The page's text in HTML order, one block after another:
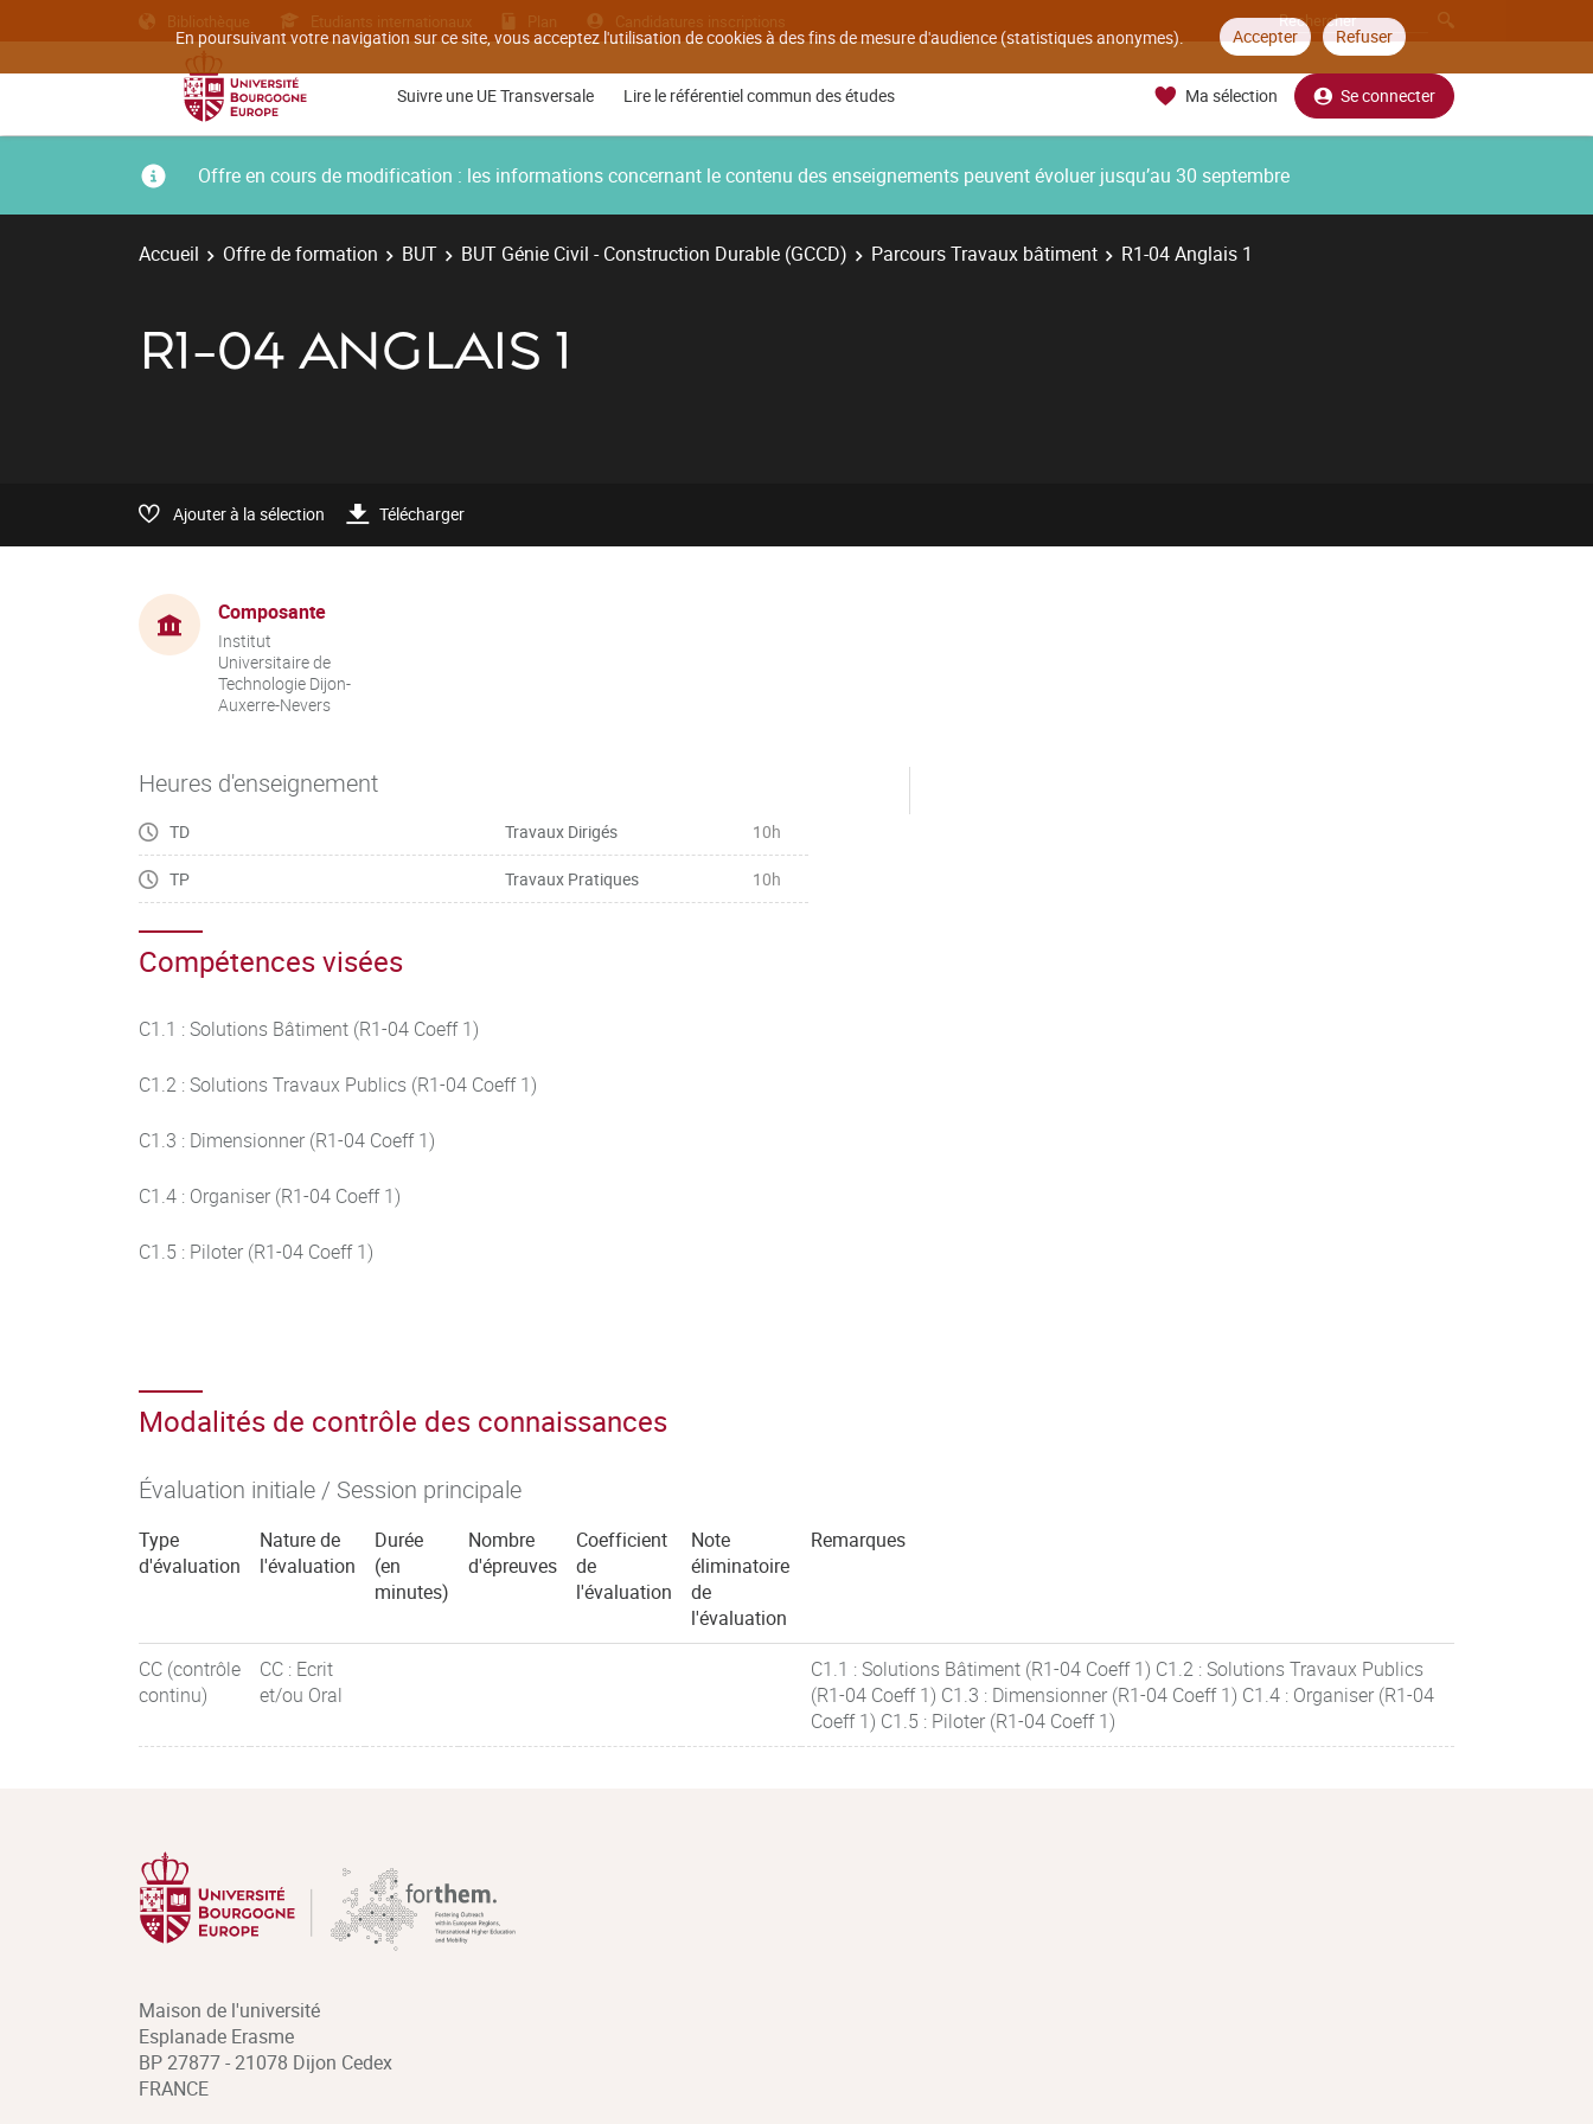
En poursuivant votre navigation sur ce site, vous acceptez l'utilisation de cookies à des fins de mesure d'audience (statistiques anonymes). Accepter Refuser
Bibliothèque Etudiants internationaux Plan Candidatures inscriptions
Suivre une UE Transversale Lire le référentiel commun des études Ma sélection Se connecter
Offre en cours de modification : les informations concernant le contenu des enseignements peuvent évoluer jusqu’au 30 septembre
Accueil Offre de formation BUT BUT Génie Civil - Construction Durable (GCCD) Parcours Travaux bâtiment R1-04 Anglais 1
R1-04 ANGLAIS 1
Ajouter à la sélection Télécharger
Composante
Institut
Universitaire de
Technologie Dijon-
Auxerre-Nevers
Heures d'enseignement
TD Travaux Dirigés 10h
TP Travaux Pratiques 10h
Compétences visées
C1.1 : Solutions Bâtiment (R1-04 Coeff 1)
C1.2 : Solutions Travaux Publics (R1-04 Coeff 1)
C1.3 : Dimensionner (R1-04 Coeff 1)
C1.4 : Organiser (R1-04 Coeff 1)
C1.5 : Piloter (R1-04 Coeff 1)
Modalités de contrôle des connaissances
Évaluation initiale / Session principale
Type
d'évaluation
Nature de
l'évaluation
Durée
(en
minutes)
Nombre
d'épreuves
Coefficient
de
l'évaluation
Note
éliminatoire
de
l'évaluation
Remarques
CC (contrôle
continu)
CC : Ecrit
et/ou Oral
C1.1 : Solutions Bâtiment (R1-04 Coeff 1) C1.2 : Solutions Travaux Publics
(R1-04 Coeff 1) C1.3 : Dimensionner (R1-04 Coeff 1) C1.4 : Organiser (R1-04
Coeff 1) C1.5 : Piloter (R1-04 Coeff 1)
Maison de l'université
Esplanade Erasme
BP 27877 - 21078 Dijon Cedex
FRANCE